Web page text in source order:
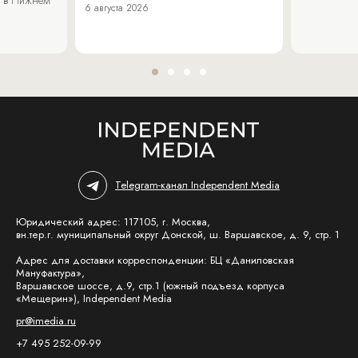
6 августа 2026
Telegram-канал Independent Media
Юридический адрес: 117105, г. Москва,
вн.тер.г. муниципальный округ Донской, ш. Варшавское, д. 9, стр. 1
Адрес для доставки корреспонденции: БЦ «Даниловская
Мануфактура»,
Варшавское шоссе, д.9, стр.1 (южный подъезд корпуса
«Мещерин»), Independent Media
pr@imedia.ru
+7 495 252-09-99